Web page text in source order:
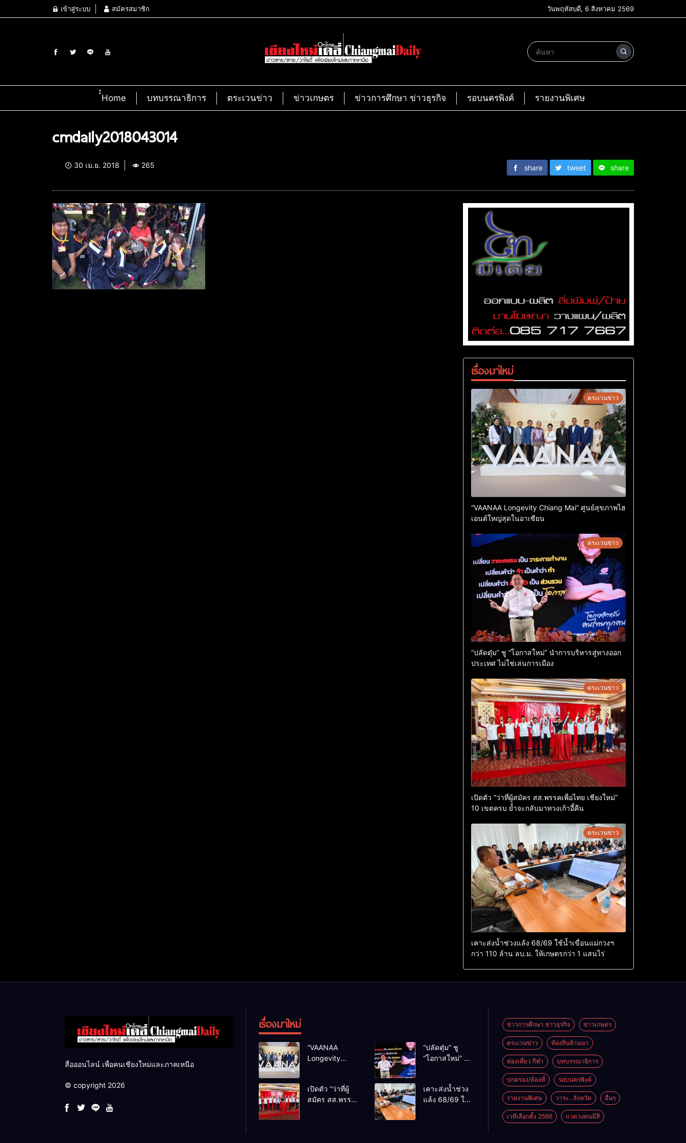
เข้าสู่ระบบ สมัครสมาชิก วันพฤหัสบดี, 6 สิงหาคม 2569
๋๋Home บทบรรณาธิการ ตระเวนข่าว ข่าวเกษตร ข่าวการศึกษา ข่าวธุรกิจ รอบนครพิงค์ รายงานพิเศษ
cmdaily2018043014
30 เม.ย. 2018 265 share tweet share
เรื่องมาใหม่
ตระเวนข่าว
“VAANAA Longevity Chiang Mai” ศูนย์สุขภาพไฮ
เอนต์ใหญ่สุดในอาเซียน
ตระเวนข่าว
“ปลัดตุ๋ม” ชู “โอกาสใหม่” นำการบริหารสู่ทางออก
ประเทศ ไม่ใช่เล่นการเมือง
ตระเวนข่าว
เปิดตัว “ว่าที่ผู้สมัคร สส.พรรคเพื่อไทย เชียงใหม่”
10 เขตครบ ย้ำจะกลับมาทวงเก้าอี้คืน
ตระเวนข่าว
เคาะส่งน้ำช่วงแล้ง 68/69 ใช้น้ำเขื่อนแม่กวงฯ
กว่า 110 ล้าน ลบ.ม. ให้เกษตรกว่า 1 แสนไร่
สื่อออนไลน์ เพื่อคนเชียงใหม่และภาคเหนือ
© copyright 2026
เรื่องมาใหม่
“VAANAA
Longevity
เอนต์ใหญ่สุดใน
อาเซียน
“ปลัดตุ๋ม” ชู
“โอกาสใหม่” นำ
ไม่ใช่เล่น
การเมือง
เปิดตัว “ว่าที่ผู้
สมัคร สส.พรรค
เคาะส่งน้ำช่วง
แล้ง 68/69 ใช้
ข่าวการศึกษา ข่าวธุรกิจ ข่าวเกษตร
ตระเวนข่าว ท้องถิ่นล้านนา
ท่องเที่ยว กีฬา บทบรรณาธิการ
ปกครอง/ท้องที่ รอบนครพิงค์
รายงานพิเศษ วาระ...จังหวัด อื่นๆ
เวทีเลือกตั้ง 2566 แวดวงคนมีสี